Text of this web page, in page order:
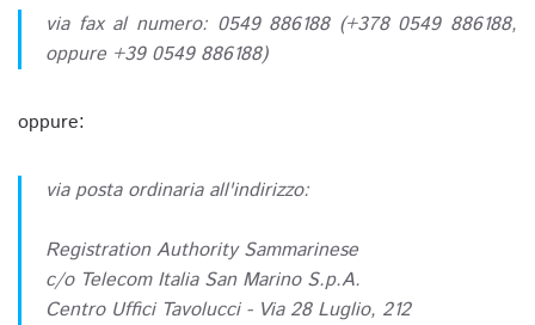
via fax al numero: 0549 886188 (+378 0549 886188,
oppure +39 0549 886188)
oppure:
via posta ordinaria all'indirizzo:
Registration Authority Sammarinese
c/o Telecom Italia San Marino S.p.A.
Centro Uffici Tavolucci - Via 28 Luglio, 212